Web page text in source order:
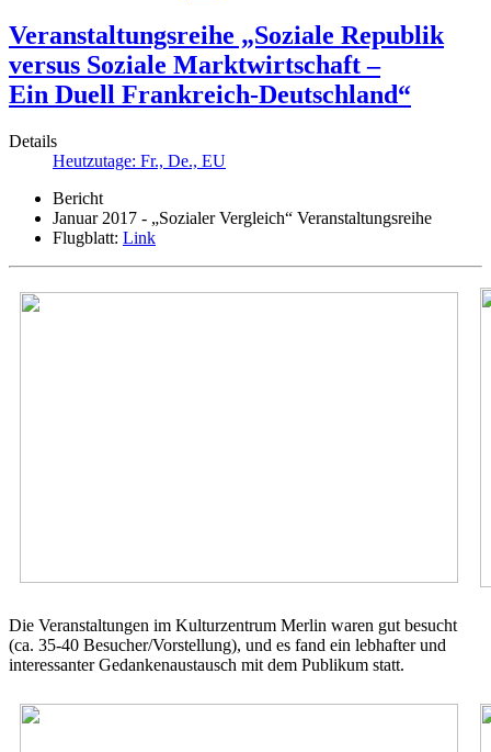
Veranstaltungsreihe „Soziale Republik
versus Soziale Marktwirtschaft –
Ein Duell Frankreich-Deutschland“
Details
Heutzutage: Fr., De., EU
Bericht
Januar 2017 - „Sozialer Vergleich“ Veranstaltungsreihe
Flugblatt: Link
Die Veranstaltungen im Kulturzentrum Merlin waren gut besucht
(ca. 35-40 Besucher/Vorstellung), und es fand ein lebhafter und
interessanter Gedankenaustausch mit dem Publikum statt.